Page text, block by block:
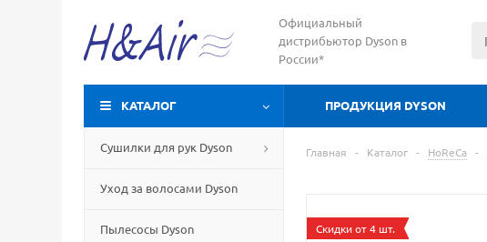
Официальный
дистрибьютор Dyson в
России*
КАТАЛОГ ПРОДУКЦИЯ DYSON
Сушилки для рук Dyson
Уход за волосами Dyson
Пылесосы Dyson
Главная - Каталог - HoReCa -
Скидки от 4 шт.